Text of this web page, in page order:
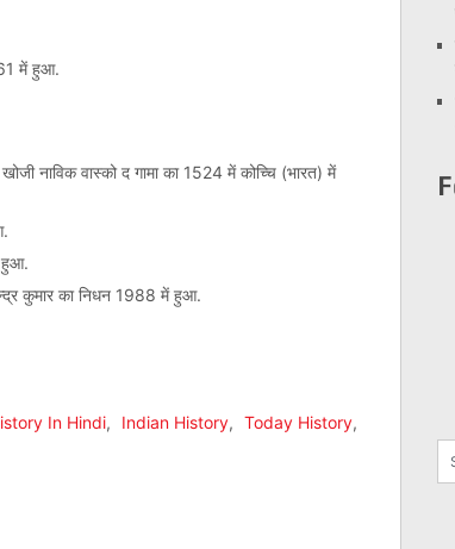
में हुआ.
नाविक वास्को द गामा का 1524 में कोच्चि (भारत) में
हुआ.
कुमार का निधन 1988 में हुआ.
In Hindi, Indian History, Today History,